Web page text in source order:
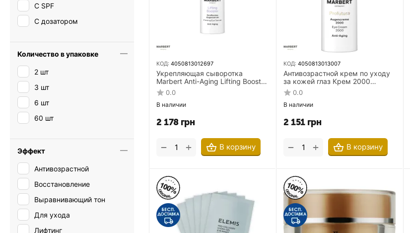
КОД: 4050813012697
Укрепляющая сыворотка
Marbert Anti-Aging Lifting Booster
Firming Eye Serum 15 мл для
кожи вокруг глаз
0.0
В наличии
2 178 грн
В корзину
+
−
КОД: 4050813013007
Антивозрастной крем по уходу
за кожей глаз Крем 2000
Marbert Profutura Eye Cream
2000 15 мл
0.0
В наличии
2 151 грн
В корзину
+
−
С SPF
С дозатором
Количество в упаковке
2 шт
3 шт
6 шт
60 шт
Эффект
Антивозрастной
Восстановление
Выравнивающий тон
Для ухода
Лифтинг